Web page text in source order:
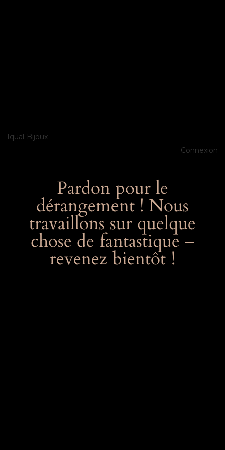
Iqual Bijoux
Connexion
Pardon pour le
dérangement ! Nous
travaillons sur quelque
chose de fantastique –
revenez bientôt !